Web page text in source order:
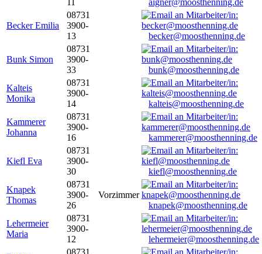
aigner@moosthenning.de
Becker Emilia
08731
3900-
13
becker@moosthenning.de
Bunk Simon
08731
3900-
33
bunk@moosthenning.de
Kalteis
Monika
08731
3900-
14
kalteis@moosthenning.de
Kammerer
Johanna
08731
3900-
16
kammerer@moosthenning.de
Kiefl Eva
08731
3900-
30
kiefl@moosthenning.de
Knapek
Thomas
08731
3900-
26
Vorzimmer
knapek@moosthenning.de
Lehermeier
Maria
08731
3900-
12
lehermeier@moosthenning.de